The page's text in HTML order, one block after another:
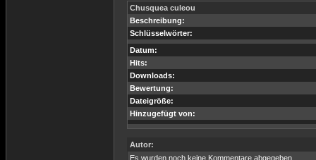
Chusquea culeou
Beschreibung:
Schlüsselwörter:
Datum:
Hits:
Downloads:
Bewertung:
Dateigröße:
Hinzugefügt von:
Autor:
Es wurden noch keine Kommentare abgegeben.